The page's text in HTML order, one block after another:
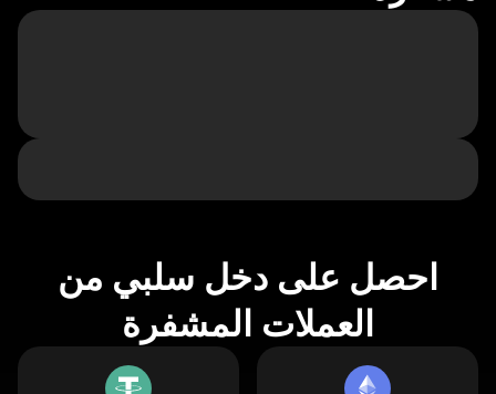
احصل على دخل سلبي من
العملات المشفرة